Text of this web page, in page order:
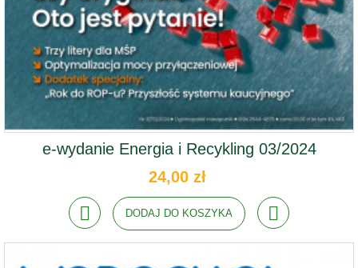
e-wydanie Energia i Recykling 03/2024
24,00 zł
DODAJ DO KOSZYKA